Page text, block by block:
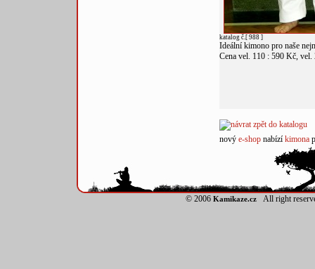
katalog č.[ 988 ]
Ideální kimono pro naše
Cena vel. 110 : 590 Kč,
nový e-shopnabízí kimona
© 2006 Kamikaze.czAll right